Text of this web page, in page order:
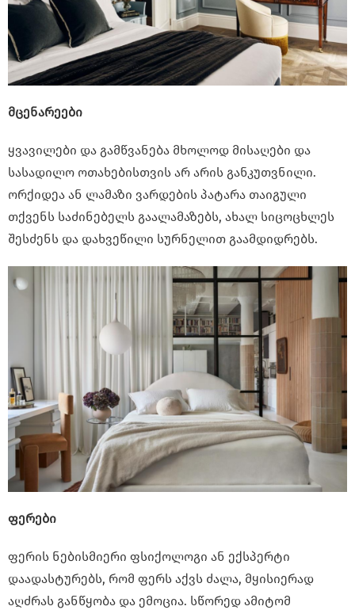
მცენარეები
ყვავილები და გამწვანება მხოლოდ მისაღები და
სასადილო ოთახებისთვის არ არის განკუთვნილი.
ორქიდეა ან ლამაზი ვარდების პატარა თაიგული
თქვენს საძინებელს გაალამაზებს, ახალ სიცოცხლეს
შესძენს და დახვეწილი სურნელით გაამდიდრებს.
ფერები
ფერის ნებისმიერი ფსიქოლოგი ან ექსპერტი
დაადასტურებს, რომ ფერს აქვს ძალა, მყისიერად
აღძრას განწყობა და ემოცია. სწორედ ამიტომ